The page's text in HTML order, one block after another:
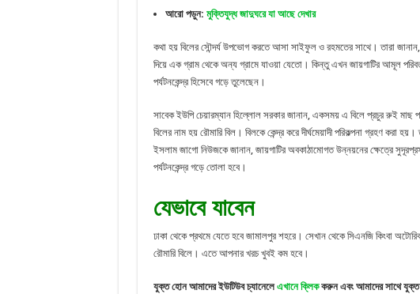
আরো পড়ুন: মুক্তিযুদ্ধ জাদুঘরে যা আছে দেখার
কথা হয় বিলের সৌন্দর্য উপভোগ করতে আসা সাইফুল ও রহমতের সাথে। তারা
দিয়ে এক গ্রাম থেকে অন্য গ্রামে যাওয়া যেতো। কিন্তু এখন জায়গাটির আমূল
পর্যটনকেন্দ্র হিসেবে গড়ে তুলেছেন।
সাবেক ইউপি চেয়ারম্যান হিল্লোল সরকার জানান, একসময় এ বিলে প্রচুর রুই
বিলের নাম হয় রৌমারি বিল। বিলকে কেন্দ্র করে দীর্ঘমেয়াদী পরিকল্পনা গ্রহণ করা
ইসলাম জাগো নিউজকে জানান, জায়গাটির অবকাঠামোগত উন্নয়নের ক্ষেত্রে
পর্যটনকেন্দ্র গড়ে তোলা হবে।
যেভাবে যাবেন
ঢাকা থেকে প্রথমে যেতে হবে জামালপুর শহরে। সেখান থেকে সিএনজি কিংবা
রৌমারি বিলে। এতে আপনার খরচ খুবই কম হবে।
যুক্ত হোন আমাদের ইউটিউব চ্যানেলে এখানে ক্লিককরুন এবং আমাদের সাথে